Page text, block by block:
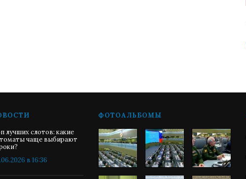
лучших слотов: какие
чаще выбирают
в 16:36
ФОТОАЛЬБОМЫ